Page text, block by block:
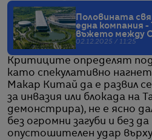
Половината
една компания -
въжето между
02.12.2025 / 11:25
Критиците определят
като спекулативно
Макар Китай да е развил
за инвазия или блокада на
демонстрира), не е ясно
без огромни загуби и без да
опустошителен удар